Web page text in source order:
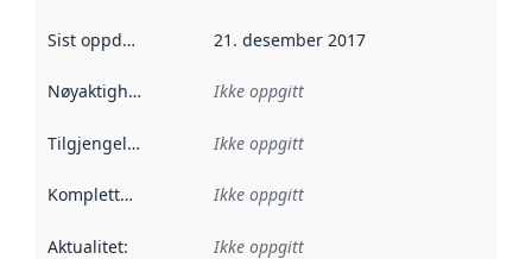
Sist oppdatert 21. desember 2017
Nøyaktighet Ikke oppgitt
Tilgjengelighet Ikke oppgitt
Kompletthet Ikke oppgitt
Aktualitet: Ikke oppgitt